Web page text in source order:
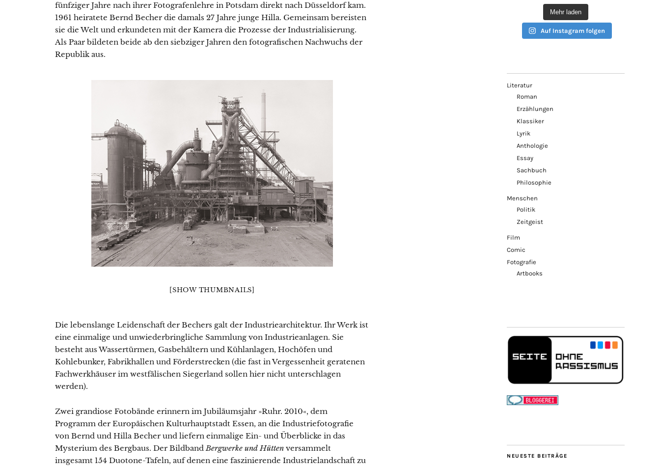
fünfziger Jahre nach ihrer Fotografenlehre in Potsdam direkt nach Düsseldorf kam.
1961 heiratete Bernd Becher die damals 27 Jahre junge Hilla. Gemeinsam bereisten
sie die Welt und erkundeten mit der Kamera die Prozesse der Industrialisierung.
Als Paar bildeten beide ab den siebziger Jahren den fotografischen Nachwuchs der
Republik aus.
[SHOW THUMBNAILS]
Die lebenslange Leidenschaft der Bechers galt der Industriearchitektur. Ihr Werk ist
eine einmalige und unwiederbringliche Sammlung von Industrieanlagen. Sie
besteht aus Wassertürmen, Gasbehältern und Kühlanlagen, Hochöfen und
Kohlebunker, Fabrikhallen und Förderstrecken (die fast in Vergessenheit geratenen
Fachwerkhäuser im westfälischen Siegerland sollen hier nicht unterschlagen
werden).
Zwei grandiose Fotobände erinnern im Jubiläumsjahr »Ruhr. 2010«, dem
Programm der Europäischen Kulturhauptstadt Essen, an die Industriefotografie
von Bernd und Hilla Becher und liefern einmalige Ein- und Überblicke in das
Mysterium des Bergbaus. Der BildbandBergwerke und Hütten versammelt
insgesamt 154 Duotone-Tafeln, auf denen eine faszinierende Industrielandschaft zu
Mehr laden
Auf Instagram folgen
Literatur
Roman
Erzählungen
Klassiker
Lyrik
Anthologie
Essay
Sachbuch
Philosophie
Menschen
Politik
Zeitgeist
Film
Comic
Fotografie
Artbooks
NEUESTE BEITRÄGE